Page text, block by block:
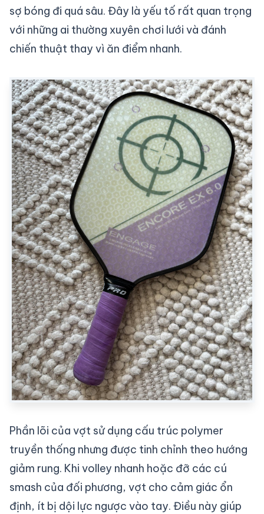
sợ bóng đi quá sâu. Đây là yếu tố rất quan trọng
với những ai thường xuyên chơi lưới và đánh
chiến thuật thay vì ăn điểm nhanh.
Phần lõi của vợt sử dụng cấu trúc polymer
truyền thống nhưng được tinh chỉnh theo hướng
giảm rung. Khi volley nhanh hoặc đỡ các cú
smash của đối phương, vợt cho cảm giác ổn
định, ít bị dội lực ngược vào tay. Điều này giúp